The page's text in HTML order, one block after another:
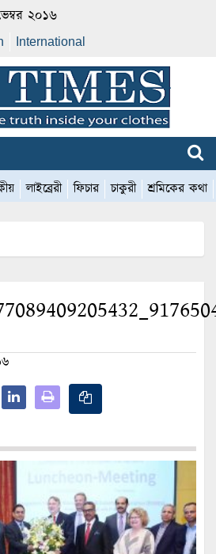
২০১৬
International
লাইব্রেরী ফিচার চাকুরী শ্রমিকের কথা